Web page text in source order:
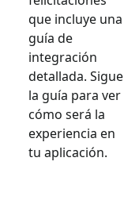
que incluye una
guía de
integración
detallada. Sigue
la guía para ver
cómo será la
experiencia en
tu aplicación.